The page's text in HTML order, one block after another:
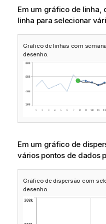
Em um gráfico de linha,
linha para selecionar
Gráfico de linhas com
desenho.
Em um gráfico de
vários pontos de dados
Gráfico de dispersão com
desenho.